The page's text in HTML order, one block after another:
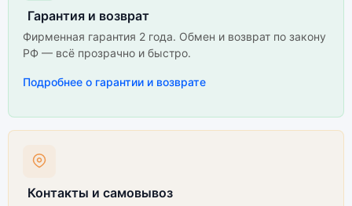
Гарантия и возврат
Фирменная гарантия 2 года. Обмен и возврат по закону
РФ — всё прозрачно и быстро.
Подробнее о гарантии и возврате
Контакты и самовывоз